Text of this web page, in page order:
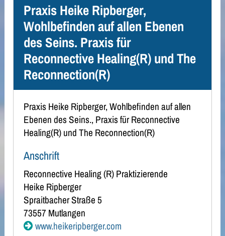
Praxis Heike Ripberger,
Wohlbefinden auf allen Ebenen
des Seins. Praxis für
Reconnective Healing(R) und The
Reconnection(R)
Praxis Heike Ripberger, Wohlbefinden auf allen
Ebenen des Seins., Praxis für Reconnective
Healing(R) und The Reconnection(R)
Anschrift
Reconnective Healing (R) Praktizierende
Heike Ripberger
Spraitbacher Straße 5
73557Mutlangen
www.heikeripberger.com